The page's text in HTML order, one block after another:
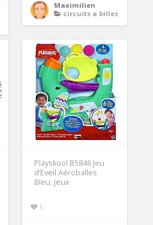
Maximilien
circuits a billes
Playskool B5846 Jeu
d’Eveil Aéroballes
Bleu: Jeux
1